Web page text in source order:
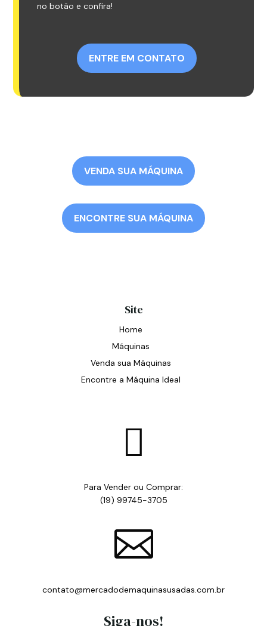
no botão e confira!
ENTRE EM CONTATO
VENDA SUA MÁQUINA
ENCONTRE SUA MÁQUINA
Site
Home
Máquinas
Venda sua Máquinas
Encontre a Máquina Ideal

Para Vender ou Comprar:
(19) 99745-3705

contato@mercadodemaquinasusadas.com.br
Siga-nos!